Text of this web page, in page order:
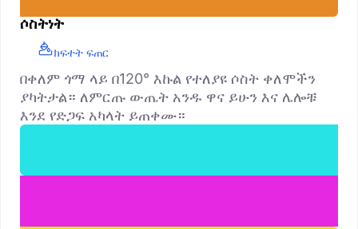
ሶስትነት
ክፍተት ፍጠር
በቀለም ጎማ ላይ በ120° እኩል የተለያዩ ሶስት ቀለሞችን
ያካትታል። ለምርጡ ውጤት አንዱ ዋና ይሁን እና ሌሎቹ
እንደ የድጋፍ አካላት ይጠቀሙ።